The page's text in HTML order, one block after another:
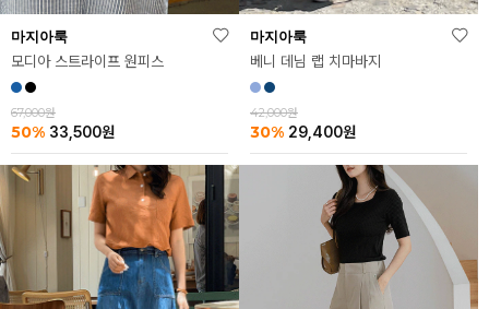
마지아룩
모디아 스트라이프 원피스
67,000원
50% 33,500원
마지아룩
베니 데님 랩 치마바지
42,000원
30% 29,400원